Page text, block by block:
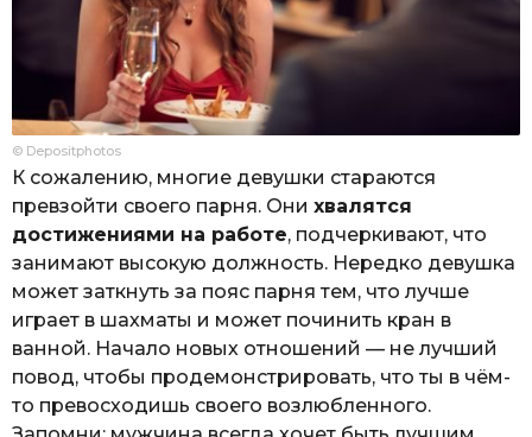
© Depositphotos
К сожалению, многие девушки стараются
превзойти своего парня. Они хвалятся
достижениями на работе, подчеркивают, что
занимают высокую должность. Нередко девушка
может заткнуть за пояс парня тем, что лучше
играет в шахматы и может починить кран в
ванной. Начало новых отношений — не лучший
повод, чтобы продемонстрировать, что ты в чём-
то превосходишь своего возлюбленного.